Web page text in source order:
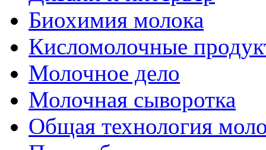
Биохимия молока
Кисломолочные
Молочное дело
Молочная сыворотка
Общая технология